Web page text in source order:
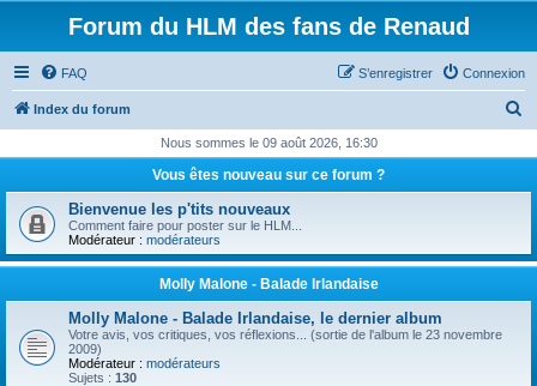
Forum du HLM des fans de Renaud
FAQ Connexion
S’enregistrer
Index du forum
h
r
Nous sommes le 09 août 2026, 16:30
Vous êtes nouveau sur ce forum ?
Bienvenue les p'tits nouveaux
Comment faire pour poster sur le HLM...
Modérateur : modérateurs
Molly Malone - Balade Irlandaise
Molly Malone - Balade Irlandaise, le dernier album
Votre avis, vos critiques, vos réflexions... (sortie de l'album le 23 novembre
2009)
Modérateur : modérateurs
Sujets : 130